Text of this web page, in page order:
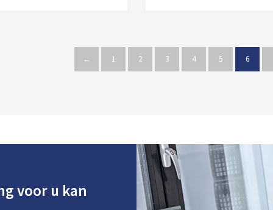
← 1 2 3 4 5 6
voor u kan